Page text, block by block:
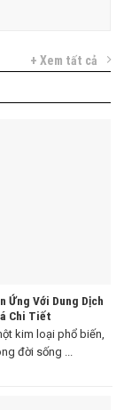
+ Xem tất cả
Ứng Với Dung Dịch
Chi Tiết
kim loại phổ biến,
đời sống ...